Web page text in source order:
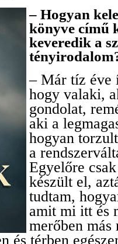
– Hogyan
könyve című
keveredik a
– Már tíz éve
hogy valaki,
gondolat,
aki a
hogyan
a
Egyelőre
készült el,
tudtam,
amit mi itt és
merőben más
és térben